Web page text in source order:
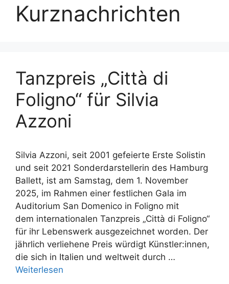
Kurznachrichten
Tanzpreis „Città di
Foligno“ für Silvia
Azzoni
Silvia Azzoni, seit 2001 gefeierte Erste Solistin
und seit 2021 Sonderdarstellerin des Hamburg
Ballett, ist am Samstag, dem 1. November
2025, im Rahmen einer festlichen Gala im
Auditorium San Domenico in Foligno mit
dem internationalen Tanzpreis „Città di Foligno“
für ihr Lebenswerk ausgezeichnet worden. Der
jährlich verliehene Preis würdigt Künstler:innen,
die sich in Italien und weltweit durch …
Weiterlesen